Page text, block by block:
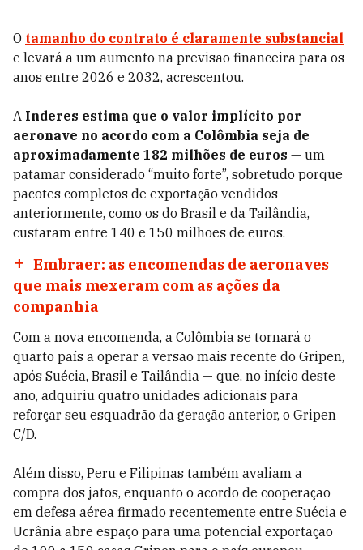
O tamanho do contrato é claramente substancial
e levará a um aumento na previsão financeira para os
anos entre 2026 e 2032, acrescentou.
A Inderes estima que o valor implícito por
aeronave no acordo com a Colômbia seja de
aproximadamente 182 milhões de euros — um
patamar considerado “muito forte”, sobretudo porque
pacotes completos de exportação vendidos
anteriormente, como os do Brasil e da Tailândia,
custaram entre 140 e 150 milhões de euros.
Embraer: as encomendas de aeronaves
que mais mexeram com as ações da
companhia
Com a nova encomenda, a Colômbia se tornará o
quarto país a operar a versão mais recente do Gripen,
após Suécia, Brasil e Tailândia — que, no início deste
ano, adquiriu quatro unidades adicionais para
reforçar seu esquadrão da geração anterior, o Gripen
C/D.
Além disso, Peru e Filipinas também avaliam a
compra dos jatos, enquanto o acordo de cooperação
em defesa aérea firmado recentemente entre Suécia e
Ucrânia abre espaço para uma potencial exportação